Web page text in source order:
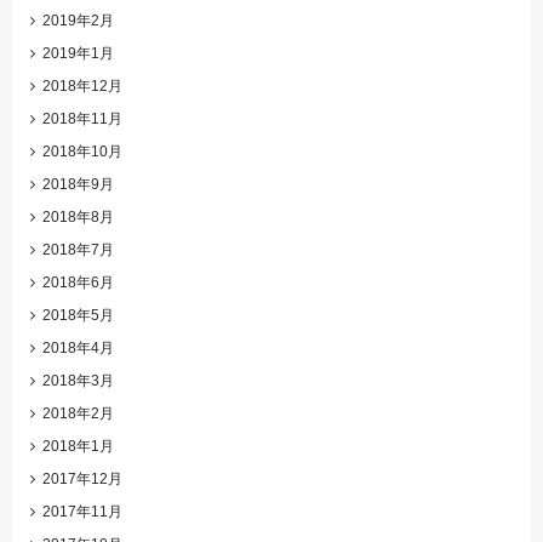
2019年2月
2019年1月
2018年12月
2018年11月
2018年10月
2018年9月
2018年8月
2018年7月
2018年6月
2018年5月
2018年4月
2018年3月
2018年2月
2018年1月
2017年12月
2017年11月